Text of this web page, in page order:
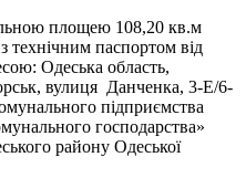
площею 108,20 кв.м
технічним паспортом від
Одеська область,
вулиця Данченка, 3-Е/6-
підприємства
господарства»
району Одеської